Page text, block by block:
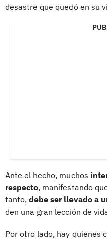
desastre que quedó en su
Ante el hecho, muchos
respecto, manifestando
tanto, debe ser llevado a
den una gran lección de
Por otro lado, hay quienes